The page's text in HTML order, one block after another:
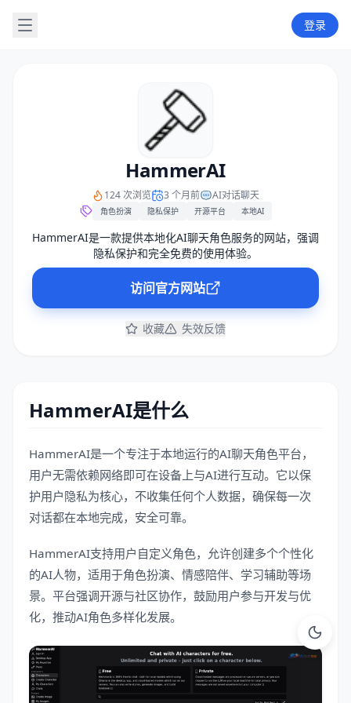
登录
HammerAI
124 次浏览 3 个月前 AI对话聊天
角色扮演 隐私保护 开源平台 本地AI
HammerAI是一款提供本地化AI聊天角色服务的网站，强调
隐私保护和完全免费的使用体验。
访问官方网站
收藏 失效反馈
HammerAI是什么
HammerAI是一个专注于本地运行的AI聊天角色平台，
用户无需依赖网络即可在设备上与AI进行互动。它以保
护用户隐私为核心，不收集任何个人数据，确保每一次
对话都在本地完成，安全可靠。
HammerAI支持用户自定义角色，允许创建多个个性化
的AI人物，适用于角色扮演、情感陪伴、学习辅助等场
景。平台强调开源与社区协作，鼓励用户参与开发与优
化，推动AI角色多样化发展。